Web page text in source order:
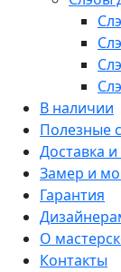
В наличии
Полезные
Доставка
Замер и
Гарантия
О
Контакты